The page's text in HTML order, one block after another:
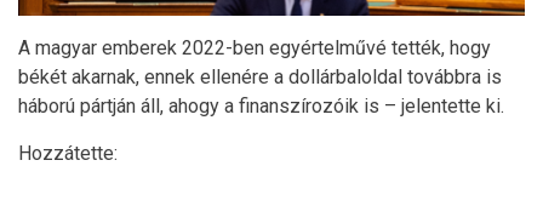
A magyar emberek 2022-ben egyértelművé tették, hogy
békét akarnak, ennek ellenére a dollárbaloldal továbbra is
háború pártján áll, ahogy a finanszírozóik is – jelentette ki.
Hozzátette: